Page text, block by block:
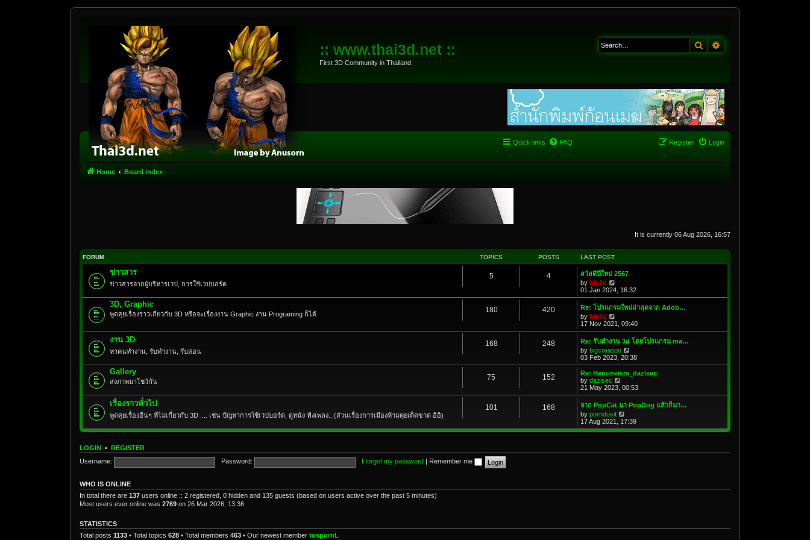
:: www.thai3d.net ::
First 3D Community in Thailand.
Search
Quick links FAQ Login
Register
Home Board index
It is currently 06 Aug 2026, 16:57
FORUM TOPICS POSTS LAST POST
ข่าวสาร
ข่าวสารจากผู้บริหารเวป, การใช้เวปบอร์ด
5 4
สวัสดีปีใหม่ 2567
by ble3d
i
e
w
t
e
l
a
e
s
p
o
s
t
01 Jan 2024, 16:32
3D, Graphic
พูดคุยเรื่องราวเกี่ยวกับ 3D หรือจะเรื่องงาน Graphic งาน Programing ก็ได้ 180 420
Re: โปรแกรมใหม่ล่าสุดจาก Adob…
by ble3d
i
e
w
t
h
e
l
a
t
e
s
t
p
o
s
t
17 Nov 2021, 09:40
งาน 3D
หาคนทำงาน, รับทำงาน, รับสอน
168 248
Re: รับทำงาน 3d โดยโปรแกรม ma…
by bigcreation
i
e
w
t
h
a
e
s
03 Feb 2023, 20:38
Gallery
ส่งภาพมาโชว์กัน 75 152
Re: Heroineism_dazisec
by dazisec
i
e
w
t
h
e
l
e
s
21 May 2023, 00:53
เรื่องราวทั่วไป
พูดคุยเรื่องอื่นๆ ที่ไม่เกี่ยวกับ 3D .... เช่น ปัญหาการใช้เวปบอร์ด, ดูหนัง ฟังเพลง...(ส่วนเรื่องการเมืองห้ามคุยเด็ดขาด อิอิ)
101 168
จาก PopCat มา PopDog แล้วก็มา…
by porndusit
i
e
t
17 Aug 2021, 17:39
LOGIN • REGISTER
Username:
Password: I forgot my password Remember me
WHO IS ONLINE
In total there are 137 users online :: 2 registered, 0 hidden and 135 guests (based on users active over the past 5 minutes)
Most users ever online was 2769 on 26 Mar 2026, 13:36
STATISTICS
Total posts 1133 • Total topics 628 • Total members 463 • Our newest member tospornL